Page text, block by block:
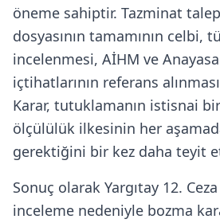
öneme sahiptir. Tazminat
dosyasının tamamının celbi,
incelenmesi, AİHM ve
içtihatlarının referans
Karar, tutuklamanın istisnai
ölçülülük ilkesinin her
gerektiğini bir kez daha teyit
Sonuç olarak Yargıtay 12.
inceleme nedeniyle bozma